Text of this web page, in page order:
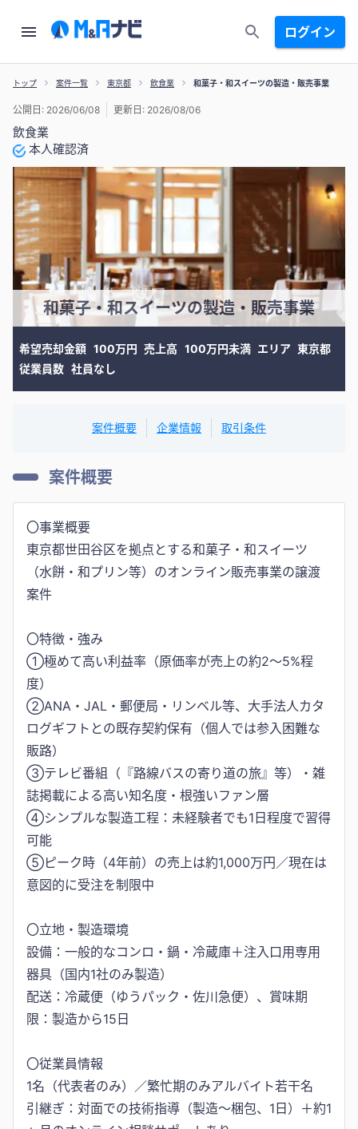
ログイン
トップ 案件一覧 東京都 飲食業 和菓子・和スイーツの製造・販売事業
飲食業
本人確認済
公開日: 2026/06/08 更新日: 2026/08/06
和菓子・和スイーツの製造・販売事業
希望売却金額 100万円 売上高 100万円未満 エリア 東京都
従業員数 社員なし
案件概要 企業情報 取引条件
案件概要
〇事業概要
東京都世田谷区を拠点とする和菓子・和スイーツ
（水餅・和プリン等）のオンライン販売事業の譲渡
案件
〇特徴・強み
①極めて高い利益率（原価率が売上の約2〜5%程
度）
②ANA・JAL・郵便局・リンベル等、大手法人カタ
ログギフトとの既存契約保有（個人では参入困難な
販路）
③テレビ番組（『路線バスの寄り道の旅』等）・雑
誌掲載による高い知名度・根強いファン層
④シンプルな製造工程：未経験者でも1日程度で習得
可能
⑤ピーク時（4年前）の売上は約1,000万円／現在は
意図的に受注を制限中
〇立地・製造環境
設備：一般的なコンロ・鍋・冷蔵庫＋注入口用専用
器具（国内1社のみ製造）
配送：冷蔵便（ゆうパック・佐川急便）、賞味期
限：製造から15日
〇従業員情報
1名（代表者のみ）／繁忙期のみアルバイト若干名
引継ぎ：対面での技術指導（製造〜梱包、1日）＋約1